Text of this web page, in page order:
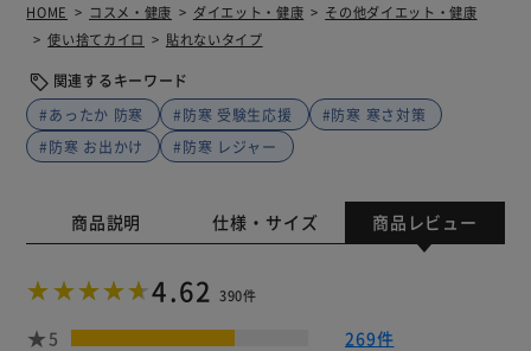
HOME コスメ・健康 ダイエット・健康
その他ダイエット・健康
使い捨てカイロ
貼れないタイプ
関連するキーワード
#あったか 防寒
#防寒 受験生応援
#防寒 寒さ対策
#防寒 お出かけ
#防寒 レジャー
商品説明 仕様・サイズ 商品レビュー
4.62 390件
5
269件